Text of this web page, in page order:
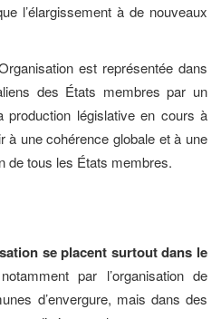
l’élargissement à de nouveaux
est représentée dans
des États membres par un
production législative en cours à
à une cohérence globale et à une
de tous les États membres.
se placent surtout dans le
par l’organisation de
d’envergure, mais dans des